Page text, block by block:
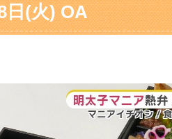
日(火) OA